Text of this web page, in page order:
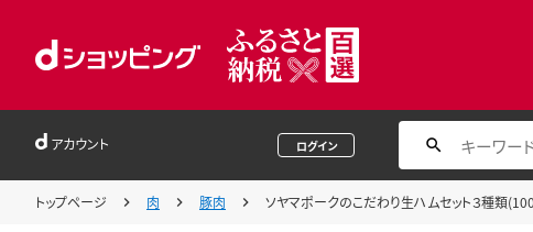
アカウント ログイン
トップページ 肉 豚肉 ソヤマポークのこだわり生ハムセット３種類